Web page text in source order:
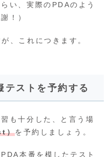
い、実際のPDAのよう
！）
、これにつきます。
ストを予約する
も十分した、と言う場
）を予約しましょう。
本番を模したテスト